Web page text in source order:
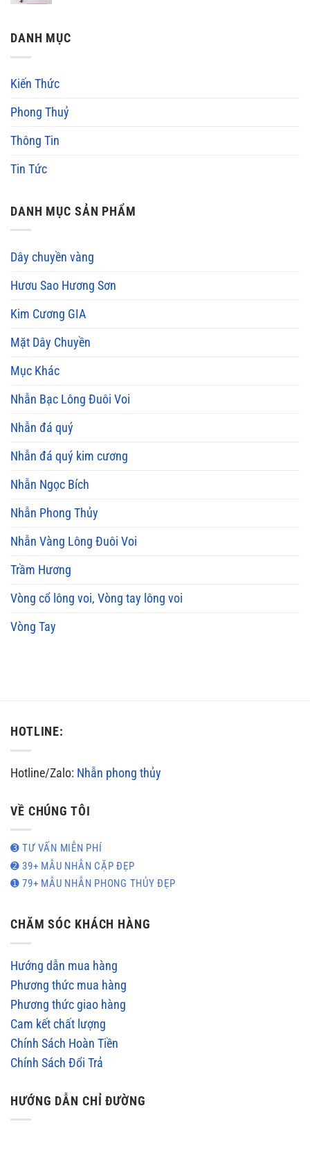
DANH MỤC
Kiến Thức
Phong Thuỷ
Thông Tin
Tin Tức
DANH MỤC SẢN PHẨM
Dây chuyền vàng
Hươu Sao Hương Sơn
Kim Cương GIA
Mặt Dây Chuyền
Mục Khác
Nhẫn Bạc Lông Đuôi Voi
Nhẫn đá quý
Nhẫn đá quý kim cương
Nhẫn Ngọc Bích
Nhẫn Phong Thủy
Nhẫn Vàng Lông Đuôi Voi
Trầm Hương
Vòng cổ lông voi, Vòng tay lông voi
Vòng Tay
HOTLINE:
Hotline/Zalo: Nhẫn phong thủy
VỀ CHÚNG TÔI
➌ TƯ VẤN MIỄN PHÍ
➋ 39+ MẪU NHẪN CẶP ĐẸP
➊ 79+ MẪU NHẪN PHONG THỦY ĐẸP
CHĂM SÓC KHÁCH HÀNG
Hướng dẫn mua hàng
Phương thức mua hàng
Phương thức giao hàng
Cam kết chất lượng
Chính Sách Hoàn Tiền
Chính Sách Đổi Trả
HƯỚNG DẪN CHỈ ĐƯỜNG